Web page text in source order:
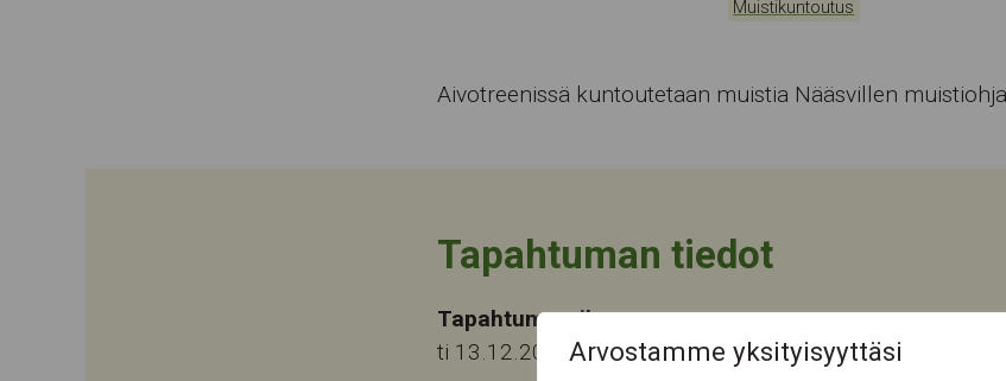
Arvostamme yksityisyyttäsi
Muistikuntoutus
Aivotreenissä kuntoutetaan muistia Nääsvillen
Tapahtuman tiedot
Tapahtuma-aika
ti 13.12.2022 10:00